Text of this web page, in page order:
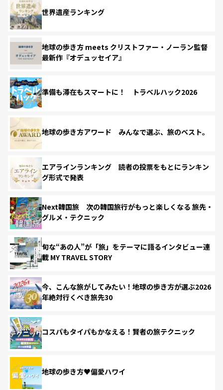
世界遺産ランキング
地球の歩き方 meets クリストファー・ノーラン監督
最新作『オデュッセイア』
準備も滞在もスマートに！ トラベルハック2026
地球の歩き方アワード みんなで選ぶ、旅のベスト。
エアラインランキング 読者の投票をもとにランキン
グ形式で発表
Next韓国旅 次の韓国旅行がもっと楽しくなる 旅先・
グルメ・テクニック
旬な“あの人”が「旅」をテーマに語るインタビュー連
載 MY TRAVEL STORY
今、こんな旅がしてみたい！地球の歩き方が選ぶ2026
年絶対行くべき旅先30
コスパもタイパもかなえる！賢者の旅テクニック
地球の歩き方♥偏愛ハワイ